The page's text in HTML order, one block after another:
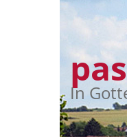
In